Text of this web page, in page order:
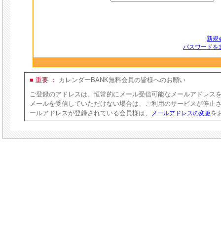
新規
パスワードを
■ 重要 ：
カレンダーBANK無料会員の皆様へのお願い
ご登録のアドレスは、恒常的にメール受信可能なメールアドレス
メールを受信していただけない場合は、ご利用のサービスが停止
ールアドレスが登録されている会員様は、
メールアドレスの変更を